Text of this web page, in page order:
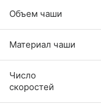
Объем чаши
Материал чаши
Число
скоростей